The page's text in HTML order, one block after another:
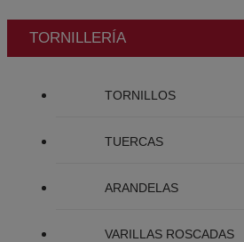
TORNILLERÍA
TORNILLOS
TUERCAS
ARANDELAS
VARILLAS ROSCADAS